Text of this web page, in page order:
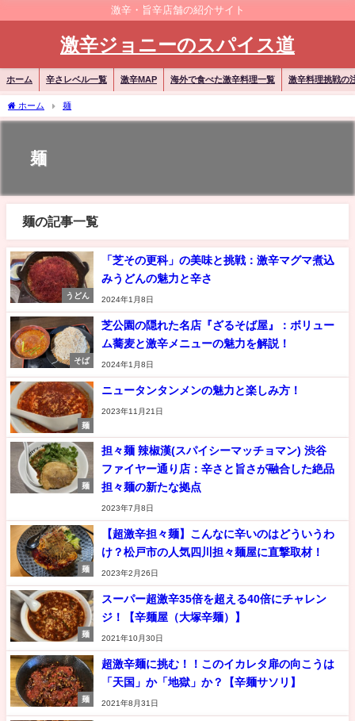
激辛・旨辛店舗の紹介サイト
激辛ジョニーのスパイス道
ホーム 辛さレベル一覧 激辛MAP 海外で食べた激辛料理一覧 激辛料理挑戦の
ホーム 麺
麺
麺の記事一覧
うどん
「芝その更科」の美味と挑戦：激辛マグマ煮込
みうどんの魅力と辛さ
2024年1月8日
そば
芝公園の隠れた名店『ざるそば屋』：ボリュー
ム蕎麦と激辛メニューの魅力を解説！
2024年1月8日
麺
ニュータンタンメンの魅力と楽しみ方！
2023年11月21日
麺
担々麺 辣椒漢(スパイシーマッチョマン) 渋谷
ファイヤー通り店：辛さと旨さが融合した絶品
担々麺の新たな拠点
2023年7月8日
麺
【超激辛担々麺】こんなに辛いのはどういうわ
け？松戸市の人気四川担々麺屋に直撃取材！
2023年2月26日
麺
スーパー超激辛35倍を超える40倍にチャレン
ジ！【辛麺屋（大塚辛麺）】
2021年10月30日
麺
超激辛麺に挑む！！このイカレタ扉の向こうは
「天国」か「地獄」か？【辛麺サソリ】
2021年8月31日